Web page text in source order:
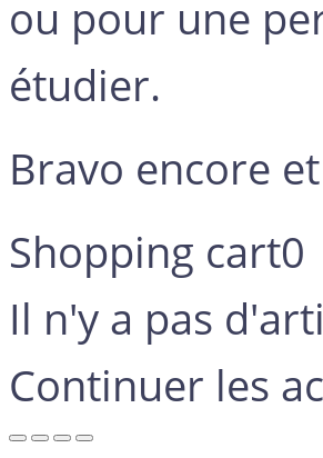
ou pour une
étudier.
Bravo encore
Shopping cart0
Il n'y a pas
Continuer les